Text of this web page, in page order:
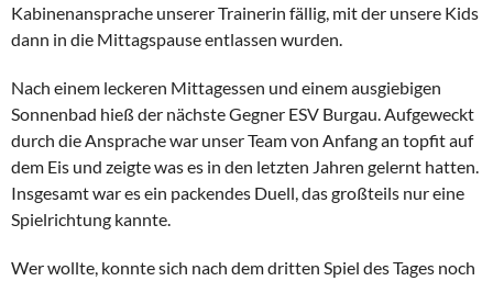
Kabinenansprache unserer Trainerin fällig, mit der unsere Kids
dann in die Mittagspause entlassen wurden.
Nach einem leckeren Mittagessen und einem ausgiebigen
Sonnenbad hieß der nächste Gegner ESV Burgau. Aufgeweckt
durch die Ansprache war unser Team von Anfang an topfit auf
dem Eis und zeigte was es in den letzten Jahren gelernt hatten.
Insgesamt war es ein packendes Duell, das großteils nur eine
Spielrichtung kannte.
Wer wollte, konnte sich nach dem dritten Spiel des Tages noch